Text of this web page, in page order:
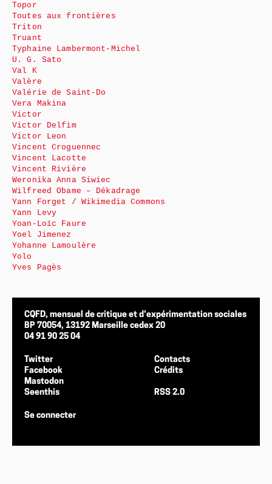
Topor
Toutes aux frontières
Triton
Truant
Typhaine Lambermont-Michel
U. G. Sato
Val K
Valère
Valérie de Saint-Do
Vera Makina
Victor
Victor Delfim
Victor Leon
Vincent Croguennec
Vincent Lacotte
Vincent Rivière
Weronika Anna Siwiec
Wilfreed Obame – Dékadrage
Yann Forget / Wikimedia Commons
Yann Levy
Yoan-Loïc Faure
Yoel Jimenez
Yohanne Lamoulère
Yolo
Yves Pagès
CQFD, mensuel de critique et d’expérimentation sociales
BP 70054, 13192 Marseille cedex 20
04 91 90 25 04
Twitter
Facebook
Mastodon
Seenthis
Contacts
Crédits
RSS 2.0
Se connecter